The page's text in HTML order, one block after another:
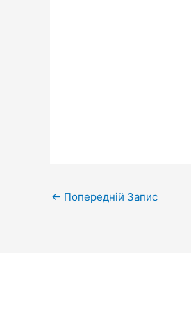
← Попередній Запис